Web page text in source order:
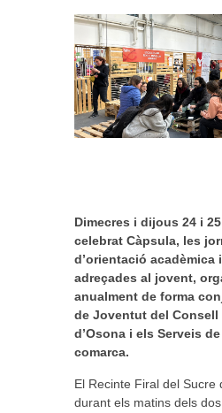
Dimecres i dijous 24 i
celebrat Càpsula, les
d’orientació acadèmica
adreçades al jovent,
anualment de forma
de Joventut del Consell
d’Osona i els Serveis
comarca.
El Recinte Firal del Sucre
durant els matins dels